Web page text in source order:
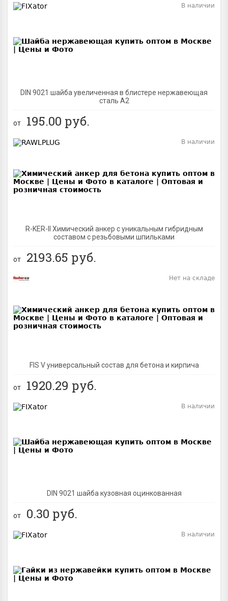
DIN 9021 шайба увеличенная в блистере нержавеющая
сталь A2
В наличии
от 195.00 руб.
R-KER-II Химический анкер с уникальным гибридным
составом с резьбовыми шпильками
В наличии
от 2193.65 руб.
FIS V универсальный состав для бетона и кирпича
Нет на складе
от 1920.29 руб.
DIN 9021 шайба кузовная оцинкованная
В наличии
от 0.30 руб.
В наличии